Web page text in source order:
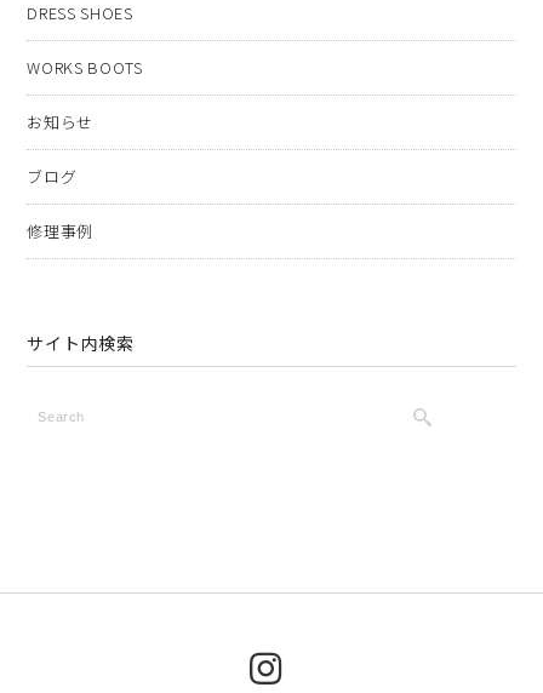
DRESS SHOES
WORKS BOOTS
お知らせ
ブログ
修理事例
サイト内検索